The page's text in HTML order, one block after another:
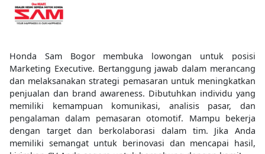
Honda Sam Bogor membuka lowongan untuk posisi
Marketing Executive. Bertanggung jawab dalam merancang
dan melaksanakan strategi pemasaran untuk meningkatkan
penjualan dan brand awareness. Dibutuhkan individu yang
memiliki kemampuan komunikasi, analisis pasar, dan
pengalaman dalam pemasaran otomotif. Mampu bekerja
dengan target dan berkolaborasi dalam tim. Jika Anda
memiliki semangat untuk berinovasi dan mencapai hasil,